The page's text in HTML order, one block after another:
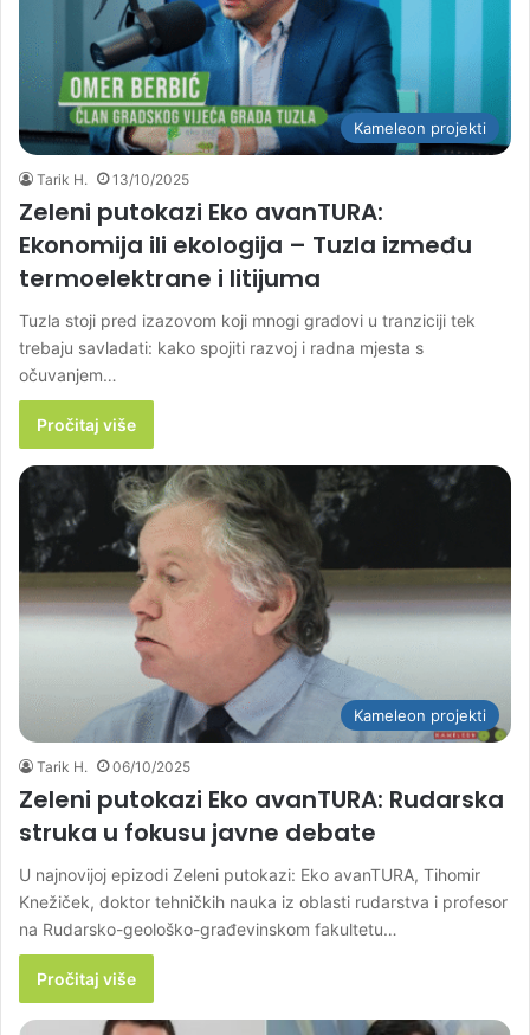
Kameleon projekti
Tarik H. 13/10/2025
Zeleni putokazi Eko avanTURA:
Ekonomija ili ekologija – Tuzla između
termoelektrane i litijuma
Tuzla stoji pred izazovom koji mnogi gradovi u tranziciji tek
trebaju savladati: kako spojiti razvoj i radna mjesta s
očuvanjem…
Pročitaj više
Kameleon projekti
Tarik H. 06/10/2025
Zeleni putokazi Eko avanTURA: Rudarska
struka u fokusu javne debate
U najnovijoj epizodi Zeleni putokazi: Eko avanTURA, Tihomir
Knežiček, doktor tehničkih nauka iz oblasti rudarstva i profesor
na Rudarsko-geološko-građevinskom fakultetu…
Pročitaj više